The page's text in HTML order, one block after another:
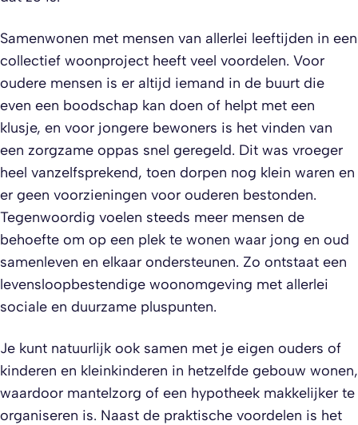
Samenwonen met mensen van allerlei leeftijden in een
collectief woonproject heeft veel voordelen. Voor
oudere mensen is er altijd iemand in de buurt die
even een boodschap kan doen of helpt met een
klusje, en voor jongere bewoners is het vinden van
een zorgzame oppas snel geregeld. Dit was vroeger
heel vanzelfsprekend, toen dorpen nog klein waren en
er geen voorzieningen voor ouderen bestonden.
Tegenwoordig voelen steeds meer mensen de
behoefte om op een plek te wonen waar jong en oud
samenleven en elkaar ondersteunen. Zo ontstaat een
levensloopbestendige woonomgeving met allerlei
sociale en duurzame pluspunten.
​Je kunt natuurlijk ook samen met je eigen ouders of
kinderen en kleinkinderen in hetzelfde gebouw wonen,
waardoor mantelzorg of een hypotheek makkelijker te
organiseren is. Naast de praktische voordelen is het